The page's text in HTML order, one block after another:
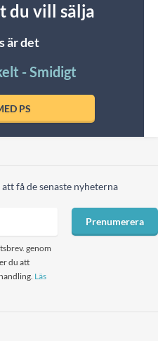
du vill sälja
är det
- Smidigt
PS
få de senaste nyheterna
genom
du att
Läs
Prenumerera